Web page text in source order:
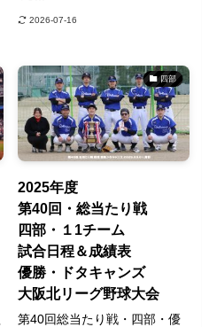
2026-07-16
四部
2025年度
第40回・総当たり戦
四部・１1チーム
試合日程＆成績表
優勝・ドタキャンズ
大阪北リーグ野球大会
第40回総当たり戦・四部・優